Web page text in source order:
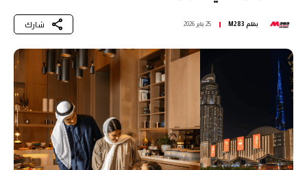
بقلم M283 25 يناير 2026 شارك